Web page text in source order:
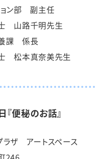
ョン部 副主任
路千明先生
課 係長
本真奈美先生
便秘のお話』
ラザ アートスペース